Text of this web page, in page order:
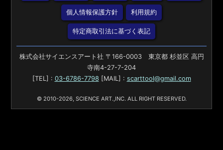
個人情報保護方針 利用規約
特定商取引法に基づく表記
株式会社サイエンスアート社 〒166-0003 東京都 杉並区 高円
寺南4-27-7-204
[TEL] : 03-6786-7798 [MAIL] : scarttool@gmail.com
© 2010-2026, SCIENCE ART.,INC. ALL RIGHT RESERVED.